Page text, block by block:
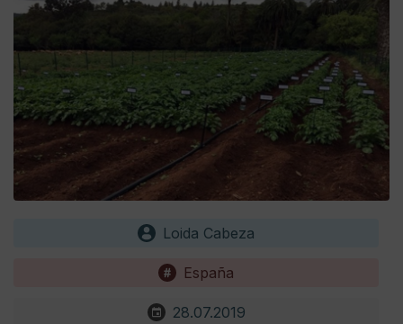
Loida Cabeza
España
28.07.2019